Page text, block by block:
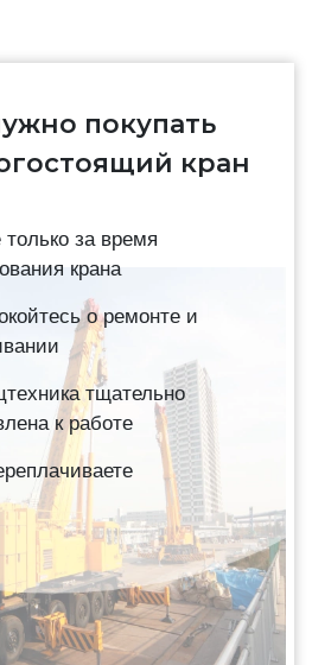
покупать
кран
только за время
крана
о ремонте и
тщательно
к работе